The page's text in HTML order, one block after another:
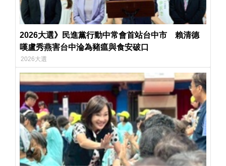
2026大選》民進黨行動中常會首站台中市 賴清德
嘆盧秀燕害台中淪為豬瘟與食安破口
2026大選